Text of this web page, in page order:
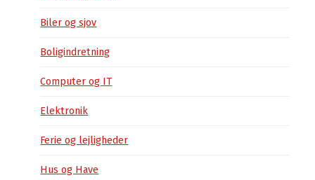
Biler og sjov
Boligindretning
Computer og IT
Elektronik
Ferie og lejligheder
Hus og Have